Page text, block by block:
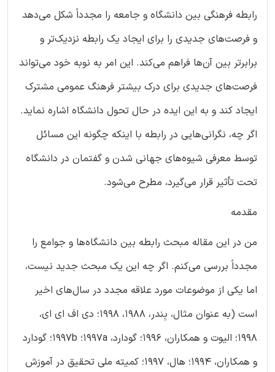
رابطه فرهنگی بین دانشگاه و جامعه را مجدداً شکل می‌دهد
و فرصت‌های جدیدی را برای ایجاد یک رابطه نزدیک‌تر و
برابرتر بین آن‌ها فراهم می‌کند. این امر به نوبه خود می‌تواند
فرصت‌های جدیدی برای درک بیشتر فرهنگ عمومی مشترک
ایجاد کند و به این ایده در حال تحول دانشگاه اشاره نماید.
اگر چه، نگرانی‌هایی در رابطه با اینکه چگونه این مسائل
توسط معرفی شیوه‌های جهانی شدن و گفتمان در دانشگاه
تحت تأثیر قرار می‌گیرد، مطرح می‌شود.
مقدمه
من در این مقاله مبحث رابطه بین دانشگاه‌ها و جوامع را
مجدداً بررسی می‌کنم. اگر چه این یک مبحث جدید نیست،
اما یکی از موضوعات مورد علاقه مجدد در سال‌های اخیر
است (به عنوان مثال، بِندر، 1988، 1998؛ دی اف ای ای،
1998؛ الیوت و همکاران، 1996؛ گودارد، 1997a؛ 1997b؛ گودارد
و همکاران، 1994؛ هال، 1997؛ کمیته ملی تحقیق در آموزش